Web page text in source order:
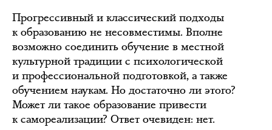
Прогрессивный и классический подходы
к образованию не несовместимы. Вполне
возможно соединить обучение в местной
культурной традиции с психологической
и профессиональной подготовкой, а также
обучением наукам. Но достаточно ли этого?
Может ли такое образование привести
к самореализации? Ответ очевиден: нет.